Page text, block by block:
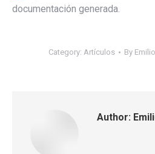
documentación generada.
Category: Artículos By
Author: